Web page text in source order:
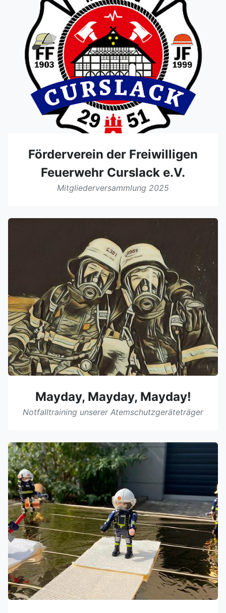
Förderverein der Freiwilligen
Feuerwehr Curslack e.V.
Mitgliederversammlung 2025
Mayday, Mayday, Mayday!
Notfalltraining unserer Atemschutzgeräteträger